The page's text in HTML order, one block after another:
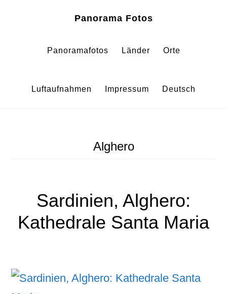
Panorama Fotos
Panoramafotos Länder Orte
Luftaufnahmen Impressum Deutsch
Alghero
Sardinien, Alghero:
Kathedrale Santa Maria